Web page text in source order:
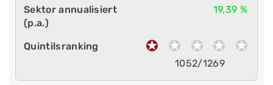
19,39 %
1052/1269